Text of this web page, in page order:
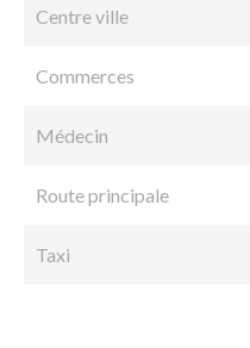
Centre ville
Commerces
Médecin
Route principale
Taxi